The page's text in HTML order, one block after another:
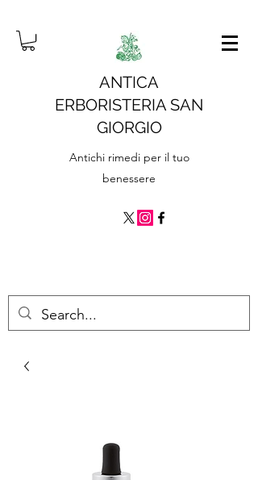
ANTICA
ERBORISTERIA SAN
GIORGIO
Antichi rimedi per il tuo
benessere